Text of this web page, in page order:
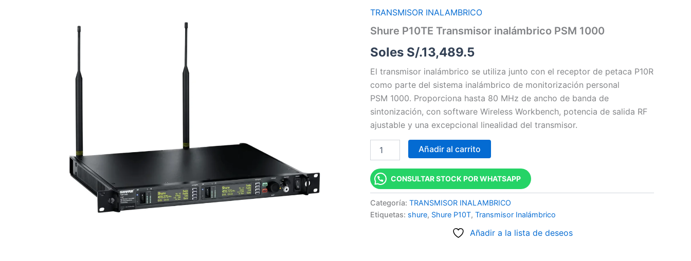
TRANSMISOR INALAMBRICO
Shure P10TE Transmisor inalámbrico PSM 1000
Soles S/.13,489.5
El transmisor inalámbrico se utiliza junto con el receptor de petaca P10R
como parte del sistema inalámbrico de monitorización personal
PSM 1000. Proporciona hasta 80 MHz de ancho de banda de
sintonización, con software Wireless Workbench, potencia de salida RF
ajustable y una excepcional linealidad del transmisor.
inalámbrico
1000
Añadir al carrito
CONSULTAR STOCK POR WHATSAPP
Categoría: TRANSMISOR INALAMBRICO
Etiquetas: shure, Shure P10T, Transmisor Inalámbrico
Añadir a la lista de deseos